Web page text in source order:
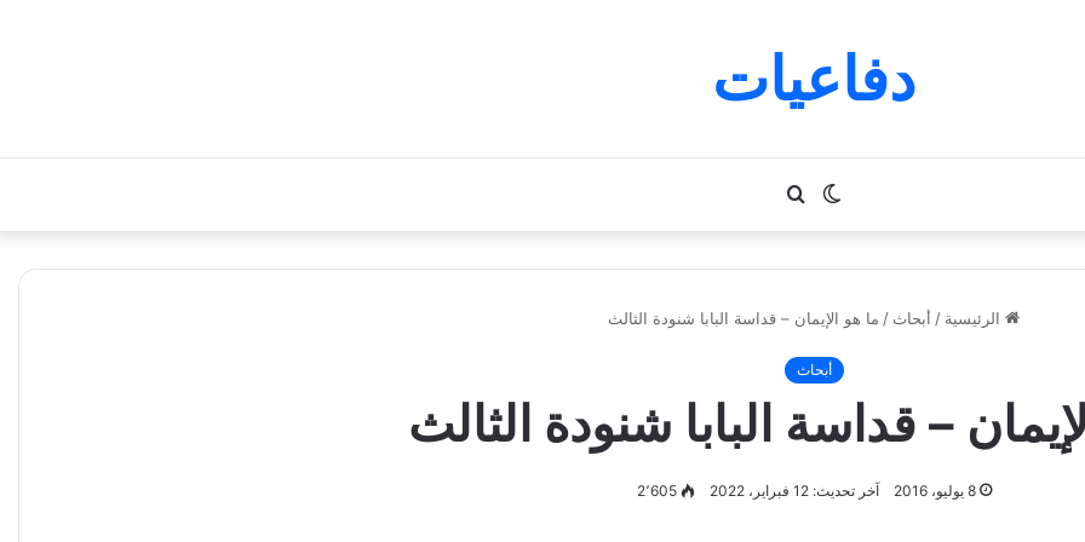
دفاعيات
بحث
عن
الوضع
المظلم
الرئيسية / أبحاث / ما هو الإيمان – قداسة البابا شنودة الثالث
أبحاث
– قداسة البابا شنودة الثالث
8 يوليو، 2016 آخر تحديث: 12 فبراير، 2022 2٬605